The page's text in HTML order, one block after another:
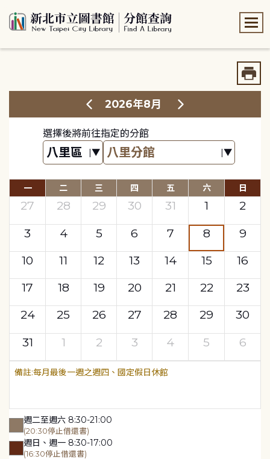
2026年8月
選擇後將前往指定的分館
一 二 三 四 五 六 日
27 28 29 30 31 1
2
3
4 5 6 7 8
9
10
11 12 13 14 15
16
17
18 19 20 21 22
23
24
25 26 27 28 29
30
31
1 2 3 4 5 6
每月最後一週之週四、國定假日休館
週二至週六 8:30-21:00
(20:30停止借還書)
週日、週一 8:30-17:00
(16:30停止借還書)